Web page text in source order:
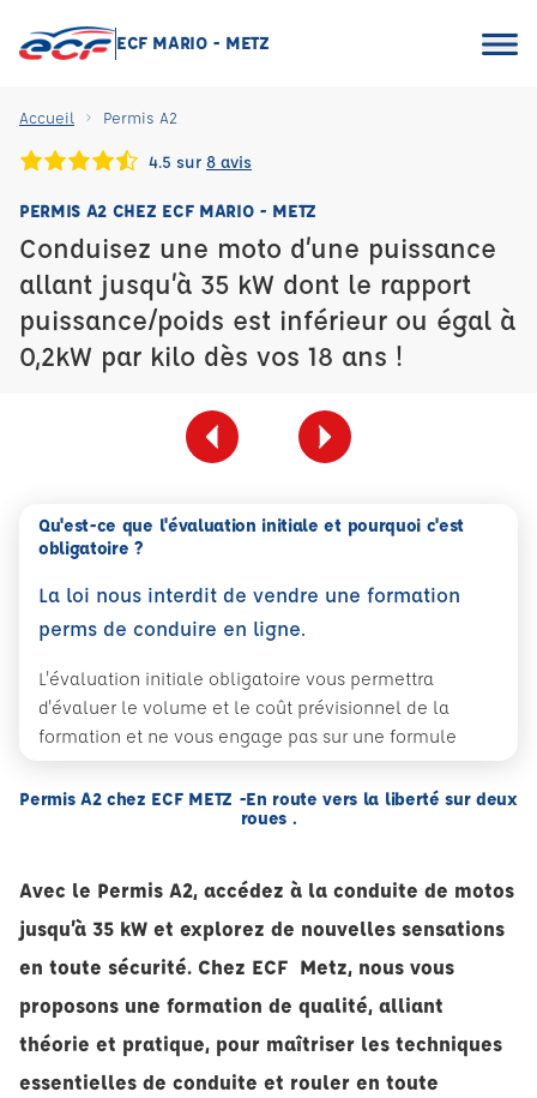
ECF MARIO - METZ
Accueil Permis A2
4.5 sur 8 avis
PERMIS A2 CHEZ ECF MARIO - METZ
Conduisez une moto d’une puissance
allant jusqu’à 35 kW dont le rapport
puissance/poids est inférieur ou égal à
0,2kW par kilo dès vos 18 ans !
Qu'est-ce que l'évaluation initiale et pourquoi c'est
obligatoire ?
La loi nous interdit de vendre une formation
perms de conduire en ligne.
L'évaluation initiale obligatoire vous permettra
d'évaluer le volume et le coût prévisionnel de la
formation et ne vous engage pas sur une formule
Permis A2 chez ECF METZ -En route vers la liberté sur deux
roues .
Avec le Permis A2, accédez à la conduite de motos
jusqu’à 35 kW et explorez de nouvelles sensations
en toute sécurité. Chez ECF Metz, nous vous
proposons une formation de qualité, alliant
théorie et pratique, pour maîtriser les techniques
essentielles de conduite et rouler en toute